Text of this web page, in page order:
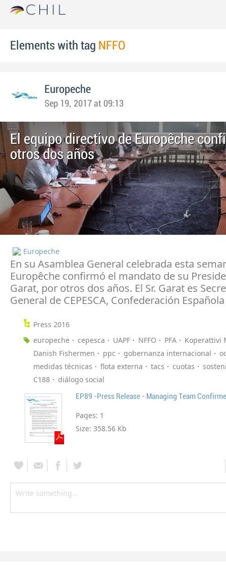
Elements with tag NFFO
Europeche
Sep 19, 2017 at 09:13
El equipo directivo de Europêche
otros dos años
Europeche
En su Asamblea General celebrada esta
Europêche confirmó el mandato de su
Garat, por otros dos años. El Sr. Garat es
General de CEPESCA, Confederación
Press 2016
europeche
cepesca UAPF NFFO PFA
Koperattivi
Danish Fishermen
ppc gobernanza internacional
medidas técnicas
flota externa tacs cuotas
C188
diálogo social
EP89 -Press Release - Managing Team
Pages: 1
Size: 358.56 Kb